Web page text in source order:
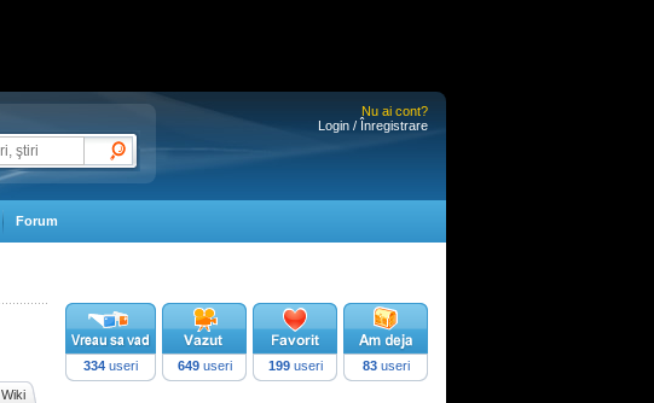
Nu ai cont?
Login / Înregistrare
Forum
Wiki
334 useri 649useri 199useri 83useri